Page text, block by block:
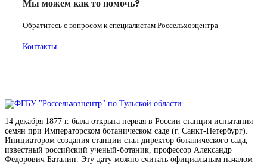
Мы можем как то помочь?
Обратитесь с вопросом к специалистам Россельхозцентра
Контакты
14 декабря 1877 г. была открыта первая в России станция испытания
семян при Императорском ботаническом саде (г. Санкт-Петербург).
Инициатором создания станции стал директор ботанического сада,
известный российский ученый-ботаник, профессор Александр
Федорович Баталин. Эту дату можно считать официальным началом